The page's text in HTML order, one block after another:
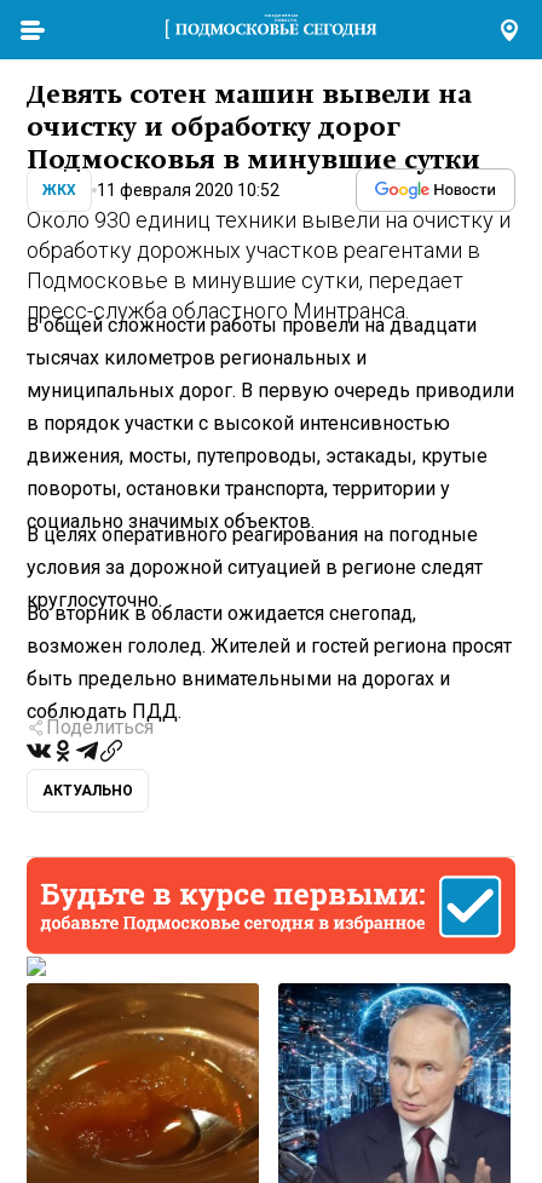
Девять сотен машин вывели на
очистку и обработку дорог
Подмосковья в минувшие сутки
ЖКХ 11 февраля 2020 10:52
Около 930 единиц техники вывели на очистку и
обработку дорожных участков реагентами в
Подмосковье в минувшие сутки, передает
пресс-служба областного Минтранса.
В общей сложности работы провели на двадцати
тысячах километров региональных и
муниципальных дорог. В первую очередь приводили
в порядок участки с высокой интенсивностью
движения, мосты, путепроводы, эстакады, крутые
повороты, остановки транспорта, территории у
социально значимых объектов.
В целях оперативного реагирования на погодные
условия за дорожной ситуацией в регионе следят
круглосуточно.
Во вторник в области ожидается снегопад,
возможен гололед. Жителей и гостей региона просят
быть предельно внимательными на дорогах и
соблюдать ПДД.
Поделиться
АКТУАЛЬНО